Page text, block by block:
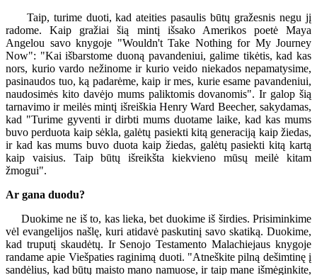
Taip, turime duoti, kad ateities pasaulis būtų gražesnis negu jį
radome. Kaip gražiai šią mintį išsako Amerikos poetė Maya
Angelou savo knygoje "Wouldn't Take Nothing for My Journey
Now": "Kai išbarstome duoną pavandeniui, galime tikėtis, kad kas
nors, kurio vardo nežinome ir kurio veido niekados nepamatysime,
pasinaudos tuo, ką padarėme, kaip ir mes, kurie esame pavandeniui,
naudosimės kito davėjo mums paliktomis dovanomis". Ir galop šią
tarnavimo ir meilės mintį išreiškia Henry Ward Beecher, sakydamas,
kad "Turime gyventi ir dirbti mums duotame laike, kad kas mums
buvo perduota kaip sėkla, galėtų pasiekti kitą generaciją kaip žiedas,
ir kad kas mums buvo duota kaip žiedas, galėtų pasiekti kitą kartą
kaip vaisius. Taip būtų išreikšta kiekvieno mūsų meilė kitam
žmogui".
Ar gana duodu?
Duokime ne iš to, kas lieka, bet duokime iš širdies. Prisiminkime
vėl evangelijos našlę, kuri atidavė paskutinį savo skatiką. Duokime,
kad truputį skaudėtų. Ir Senojo Testamento Malachiejaus knygoje
randame apie Viešpaties raginimą duoti. "Atneškite pilną dešimtinę į
sandėlius, kad būtų maisto mano namuose, ir taip mane išmėginkite,